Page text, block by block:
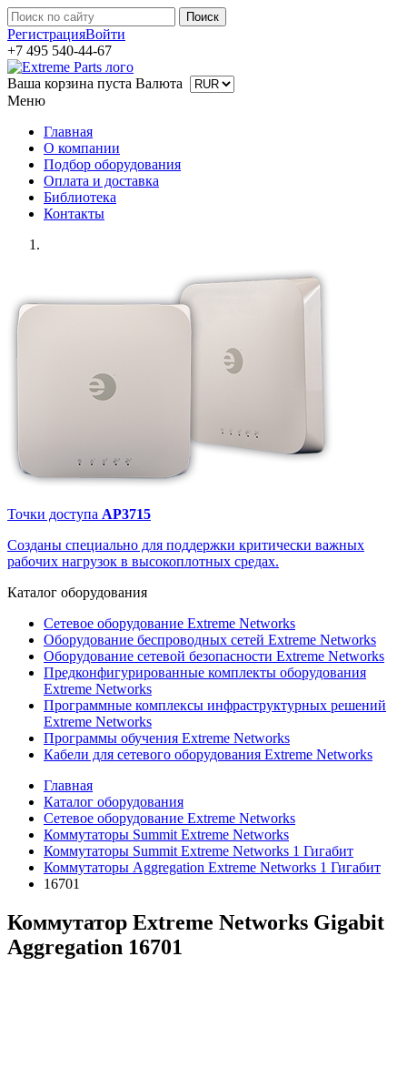
РегистрацияВойти
+7 495 540-44-67
Ваша корзина пуста Валюта
Меню
Главная
О компании
Подбор оборудования
Оплата и доставка
Библиотека
Контакты
Точки доступа AP3715
Созданы специально для поддержки критически важных
рабочих нагрузок в высокоплотных средах.
Каталог оборудования
Сетевое оборудование Extreme Networks
Оборудование беспроводных сетей Extreme Networks
Оборудование сетевой безопасности Extreme Networks
Предконфигурированные комплекты оборудования
Extreme Networks
Программные комплексы инфраструктурных решений
Extreme Networks
Программы обучения Extreme Networks
Кабели для сетевого оборудования Extreme Networks
Главная
Каталог оборудования
Сетевое оборудование Extreme Networks
Коммутаторы Summit Extreme Networks
Коммутаторы Summit Extreme Networks 1 Гигабит
Коммутаторы Aggregation Extreme Networks 1 Гигабит
16701
Коммутатор Extreme Networks Gigabit
Aggregation 16701